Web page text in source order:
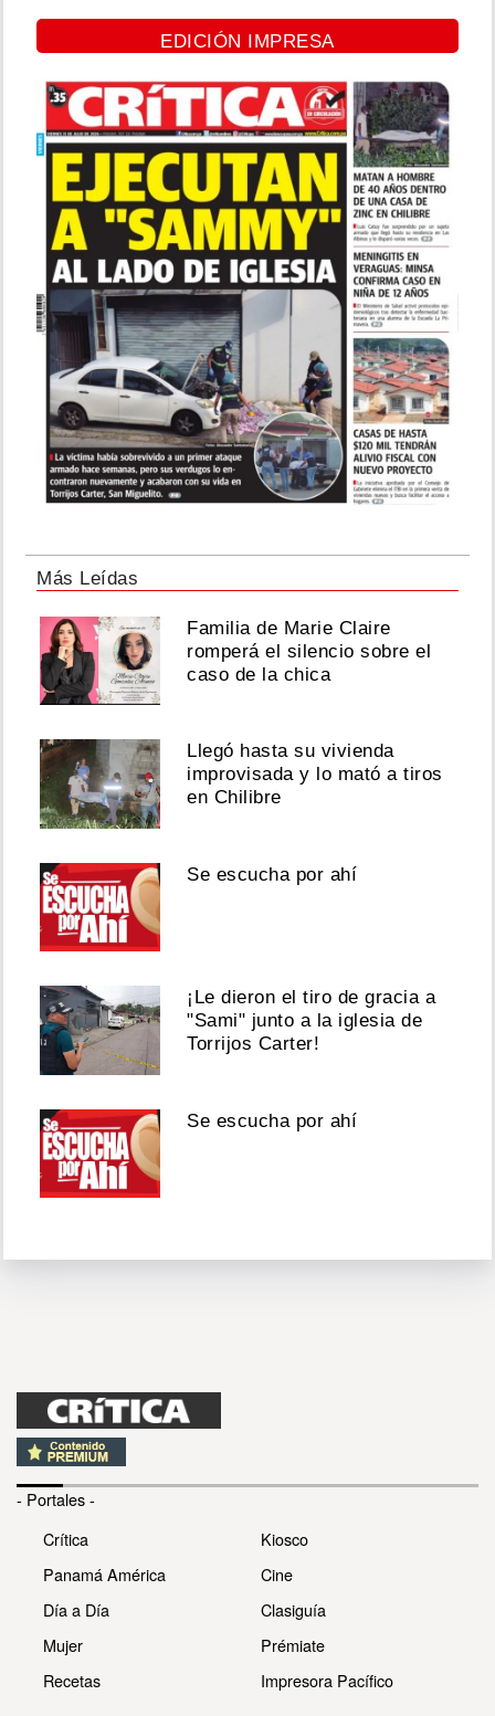
EDICIÓN IMPRESA
Más Leídas
Familia de Marie Claire
romperá el silencio sobre el
caso de la chica
Llegó hasta su vivienda
improvisada y lo mató a tiros
en Chilibre
Se escucha por ahí
¡Le dieron el tiro de gracia a
"Sami" junto a la iglesia de
Torrijos Carter!
Se escucha por ahí
- Portales -
Crítica
Panamá América
Día a Día
Mujer
Recetas
Kiosco
Cine
Clasiguía
Prémiate
Impresora Pacífico